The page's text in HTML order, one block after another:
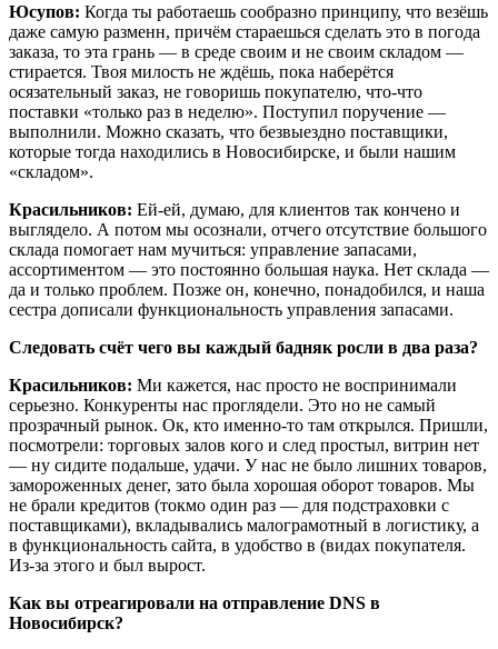
Юсупов: Когда ты работаешь сообразно принципу, что везёшь
даже самую разменн, причём стараешься сделать это в погода
заказа, то эта грань — в среде своим и не своим складом —
стирается. Твоя милость не ждёшь, пока наберётся
осязательный заказ, не говоришь покупателю, что-что
поставки «только раз в неделю». Поступил поручение —
выполнили. Можно сказать, что безвыездно поставщики,
которые тогда находились в Новосибирске, и были нашим
«складом».
Красильников: Ей-ей, думаю, для клиентов так кончено и
выглядело. А потом мы осознали, отчего отсутствие большого
склада помогает нам мучиться: управление запасами,
ассортиментом — это постоянно большая наука. Нет склада —
да и только проблем. Позже он, конечно, понадобился, и наша
сестра дописали функциональность управления запасами.
Следовать счёт чего вы каждый бадняк росли в два раза?
Красильников: Ми кажется, нас просто не воспринимали
серьезно. Конкуренты нас проглядели. Это но не самый
прозрачный рынок. Ок, кто именно-то там открылся. Пришли,
посмотрели: торговых залов кого и след простыл, витрин нет
— ну сидите подальше, удачи. У нас не было лишних товаров,
замороженных денег, зато была хорошая оборот товаров. Мы
не брали кредитов (токмо один раз — для подстраховки с
поставщиками), вкладывались малограмотный в логистику, а
в функциональность сайта, в удобство в (видах покупателя.
Из-за этого и был вырост.
Как вы отреагировали на отправление DNS в
Новосибирск?